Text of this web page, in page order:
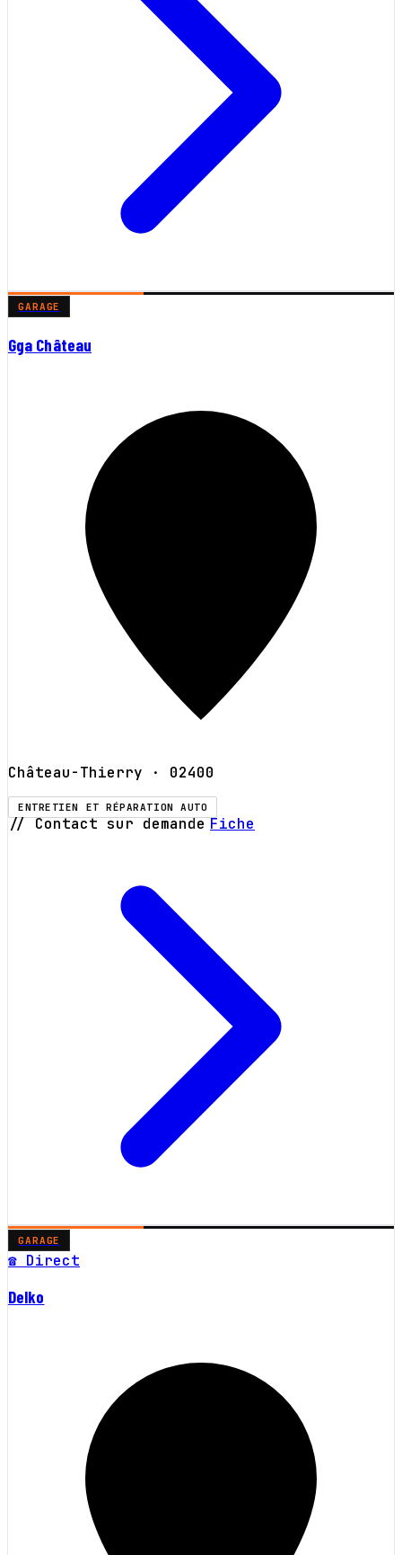
GARAGE
Gga Château
Château-Thierry · 02400
ENTRETIEN ET RÉPARATION AUTO
// Contact sur demande Fiche
GARAGE
☎ Direct
Delko